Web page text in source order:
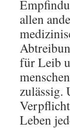
allen
für Leib
zulässig.
Leben